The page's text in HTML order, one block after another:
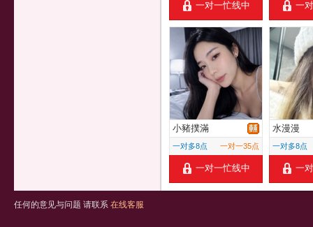
一对一忙线中 一
小豬撲滿
一对多8点 一对一35点
一对一忙线中
水漫漫
一对多8点
一
任何的意见与问题 请联系 在线客服